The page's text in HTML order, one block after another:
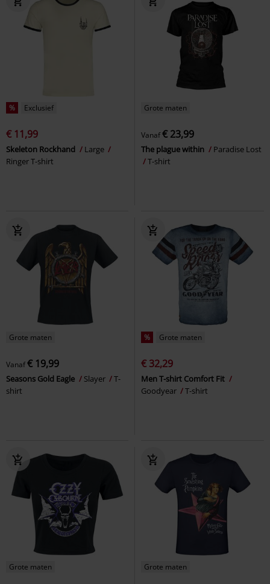
% Exclusief
€ 11,99
Skeleton Rockhand
Large
Ringer T-shirt
Grote maten
Vanaf€ 23,99
The plague within
Paradise Lost
T-shirt
Grote maten
Vanaf€ 19,99
Seasons Gold Eagle Slayer
T-
shirt
% Grote maten
€ 32,29
Men T-shirt Comfort Fit
Goodyear
T-shirt
Grote maten Grote maten